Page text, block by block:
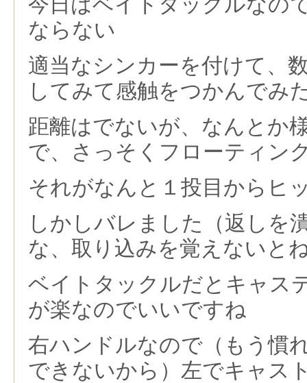
ならない
適当なシンカーを付けて、
してみて感触をつかんでみ
距離はでないが、なんとか
で、さっそくフローティン
それがなんと１投目からヒ
しかしバレました（返しを
な、取り込みを覚えないと
ベイトタックルだとキャス
が楽なのでいいですね
右ハンドルなので（もう慣
できないから）左でキャス